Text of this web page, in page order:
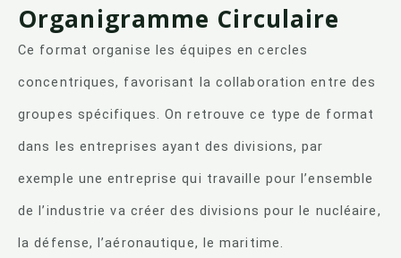
Organigramme Circulaire
Ce format organise les équipes en cercles
concentriques, favorisant la collaboration entre des
groupes spécifiques. On retrouve ce type de format
dans les entreprises ayant des divisions, par
exemple une entreprise qui travaille pour l’ensemble
de l’industrie va créer des divisions pour le nucléaire,
la défense, l’aéronautique, le maritime.